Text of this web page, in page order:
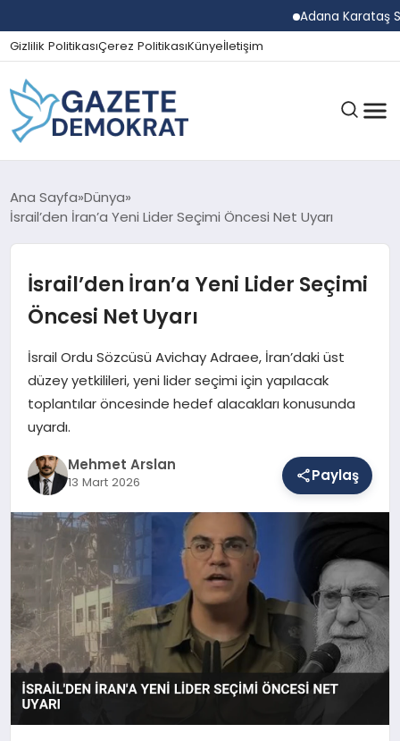
Adana Karataş Sera
Gizlilik PolitikasıÇerez PolitikasıKünyeİletişim
GÜNDEM
SPOR
MAGAZIN
SAĞLIK
EĞITIM
DÜNYA
YAŞAM
Ana Sayfa Dünya
İsrail’den İran’a Yeni Lider Seçimi Öncesi Net Uyarı
İsrail’den İran’a Yeni Lider Seçimi
Öncesi Net Uyarı
İsrail Ordu Sözcüsü Avichay Adraee, İran’daki üst
düzey yetkilileri, yeni lider seçimi için yapılacak
toplantılar öncesinde hedef alacakları konusunda
uyardı.
Mehmet Arslan
13 Mart 2026 Paylaş